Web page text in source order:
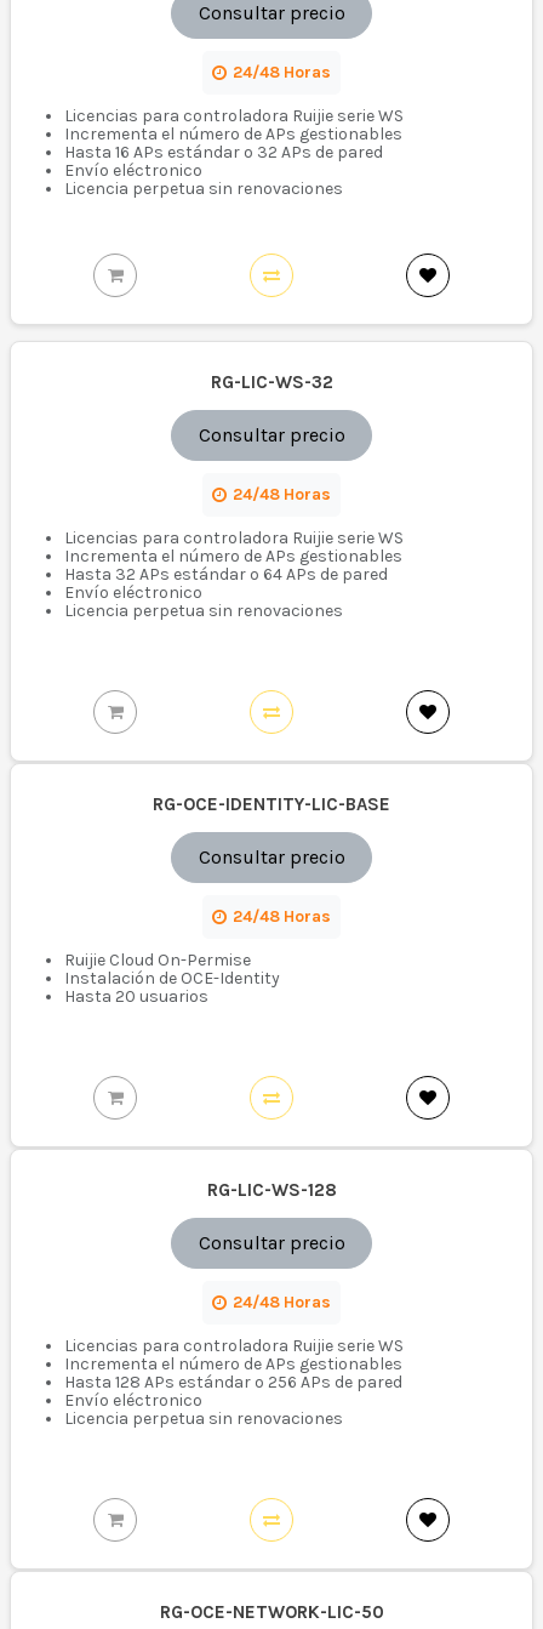
Consultar precio
24/48 Horas
Licencias para controladora Ruijie serie WS
Incrementa el número de APs gestionables
Hasta 16 APs estándar o 32 APs de pared
Envío eléctronico
Licencia perpetua sin renovaciones
RG-LIC-WS-32
Consultar precio
24/48 Horas
Licencias para controladora Ruijie serie WS
Incrementa el número de APs gestionables
Hasta 32 APs estándar o 64 APs de pared
Envío eléctronico
Licencia perpetua sin renovaciones
RG-OCE-IDENTITY-LIC-BASE
Consultar precio
24/48 Horas
Ruijie Cloud On-Permise
Instalación de OCE-Identity
Hasta 20 usuarios
RG-LIC-WS-128
Consultar precio
24/48 Horas
Licencias para controladora Ruijie serie WS
Incrementa el número de APs gestionables
Hasta 128 APs estándar o 256 APs de pared
Envío eléctronico
Licencia perpetua sin renovaciones
RG-OCE-NETWORK-LIC-50